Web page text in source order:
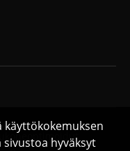
käyttökokemuksen
hyväksyt